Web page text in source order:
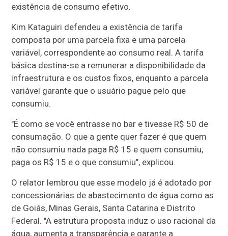
existência de consumo efetivo.
Kim Kataguiri defendeu a existência de tarifa
composta por uma parcela fixa e uma parcela
variável, correspondente ao consumo real. A tarifa
básica destina-se a remunerar a disponibilidade da
infraestrutura e os custos fixos, enquanto a parcela
variável garante que o usuário pague pelo que
consumiu.
"É como se você entrasse no bar e tivesse R$ 50 de
consumação. O que a gente quer fazer é que quem
não consumiu nada paga R$ 15 e quem consumiu,
paga os R$ 15 e o que consumiu", explicou.
O relator lembrou que esse modelo já é adotado por
concessionárias de abastecimento de água como as
de Goiás, Minas Gerais, Santa Catarina e Distrito
Federal. "A estrutura proposta induz o uso racional da
água, aumenta a transparência e garante a